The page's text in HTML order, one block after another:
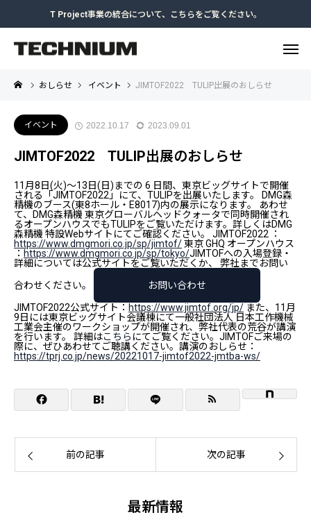
T Project事業の統合について、こちらをご覧ください。
おしらせ イベント JIMTOF2022 TULIP出展のおしらせ
イベント 2022.10.17 2023.09.01
JIMTOF2022 TULIP出展のおしらせ
11月8日(火)～13日(日)までの 6 日間、東京ビッグサイトで開催
される「JIMTOF2022」にて、TULIPを出展いたします。 DMG森
精機のブース(東8ホール・E8017)内の展示になります。 あわせ
て、DMG森精機 東京グローバルヘッドクォータで同時開催され
るオープンハウスでもTULIPをご覧いただけます。詳しくはDMG
森精機 特設Webサイトにてご確認ください。 JIMTOF2022 ：
https://www.dmgmori.co.jp/sp/jimtof/東京 GHQ オープンハウス
： https://www.dmgmori.co.jp/sp/tokyo/JIMTOFへの入場登録・
詳細については公式サイトをご覧いただくか、 弊社までお問い
合わせください。
お問い合わせ
JIMTOF2022公式サイト： https://www.jimtof.org/jp/ また、11月
9日には東京ビッグサイト会議棟にて一般社団法人 日本工作機械
工業会主催のワークショップが開催され、弊社代表の荒谷が講演
を行います。 詳細はこちら にてご覧ください。JIMTOFご来場の
際に、ぜひあわせてご聴講ください。講演のおしらせ：
https://tprj.co.jp/news/20221017-jimtof2022-jmtba-ws/
前の記事 次の記事
最新情報